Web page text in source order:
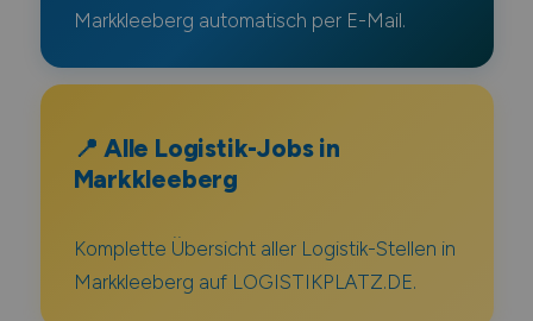
Markkleeberg automatisch per E-Mail.
📍 Alle Logistik-Jobs in
Markkleeberg
Komplette Übersicht aller Logistik-Stellen in
Markkleeberg auf LOGISTIKPLATZ.DE.